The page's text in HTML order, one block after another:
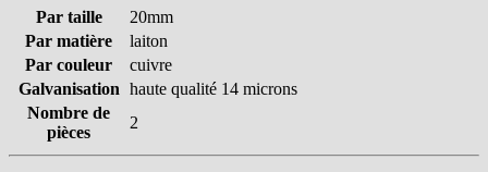
Par taille
20mm
Par matière
laiton
Par couleur
cuivre
Galvanisation haute qualité 14 microns
Nombre de
pièces
2